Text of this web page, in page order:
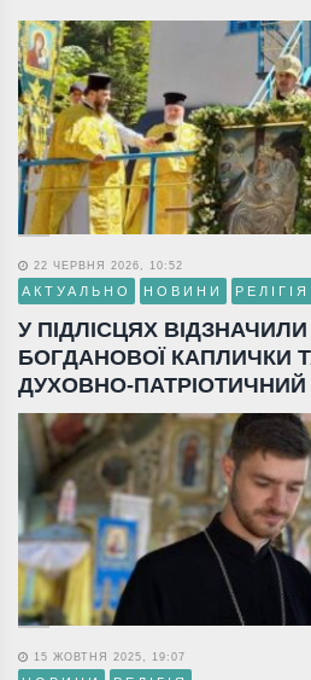
22 ЧЕРВНЯ 2026, 10:52
АКТУАЛЬНО НОВИНИ РЕЛІГІЯ
У ПІДЛІСЦЯХ ВІДЗНАЧИЛИ
БОГДАНОВОЇ КАПЛИЧКИ
ДУХОВНО-
15 ЖОВТНЯ 2025, 19:07